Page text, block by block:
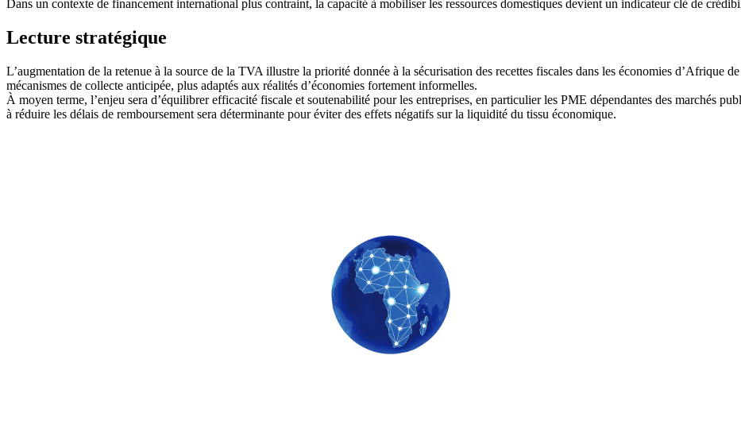
Dans un contexte de financement international plus contraint, la capacité à mobiliser les ressources domestiques devient un indicateur clé de
Lecture stratégique
L’augmentation de la retenue à la source de la TVA illustre la priorité donnée à la sécurisation des recettes fiscales dans les économies d’Afrique
mécanismes de collecte anticipée, plus adaptés aux réalités d’économies fortement informelles.
À moyen terme, l’enjeu sera d’équilibrer efficacité fiscale et soutenabilité pour les entreprises, en particulier les PME dépendantes des marchés
à réduire les délais de remboursement sera déterminante pour éviter des effets négatifs sur la liquidité du tissu économique.